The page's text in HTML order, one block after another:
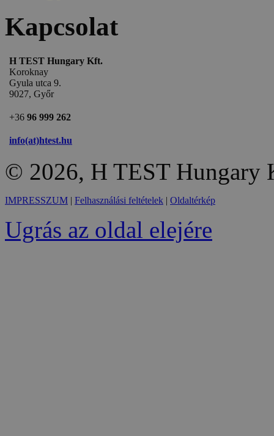
Kapcsolat
H TEST Hungary Kft.
Koroknay
Gyula utca 9.
9027, Győr
+36 96 999 262
info(at)htest.hu
© 2026, H TEST Hungary
IMPRESSZUM | Felhasználási feltételek | Oldaltérkép
Ugrás az oldal elejére